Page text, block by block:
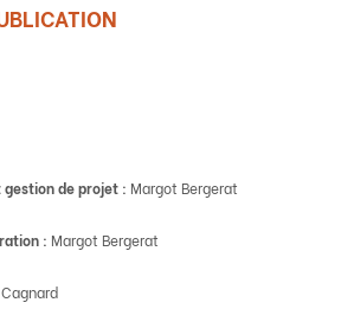
de projet : Margot Bergerat
: Margot Bergerat